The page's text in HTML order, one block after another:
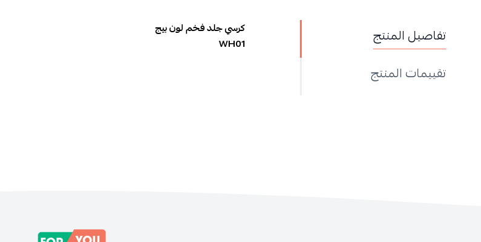
تفاصيل المنتج
تقييمات المنتج
كرسي جلد فخم لون بيج
WH01